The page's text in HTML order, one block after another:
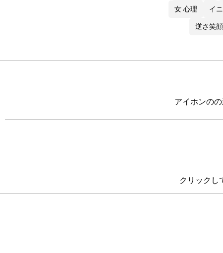
女 心理 イ
逆さ笑
アイホンの
クリックし